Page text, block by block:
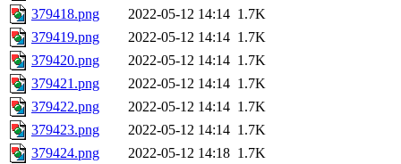
379418.png
2022-05-12 14:14 1.7K
379419.png
2022-05-12 14:14 1.7K
379420.png
2022-05-12 14:14 1.7K
379421.png
2022-05-12 14:14 1.7K
379422.png
2022-05-12 14:14 1.7K
379423.png
2022-05-12 14:14 1.7K
379424.png
2022-05-12 14:18 1.7K